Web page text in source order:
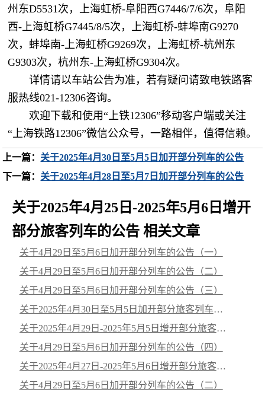
州东D5531次，上海虹桥-阜阳西G7446/7/6次，阜阳
西-上海虹桥G7445/8/5次，上海虹桥-蚌埠南G9270
次，蚌埠南-上海虹桥G9269次，上海虹桥-杭州东
G9303次，杭州东-上海虹桥G9304次。
详情请以车站公告为准，若有疑问请致电铁路客
服热线021-12306咨询。
欢迎下载和使用“上铁12306”移动客户端或关注
“上海铁路12306”微信公众号，一路相伴，值得信赖。
上一篇： 关于2025年4月30日至5月5日加开部分列车的公告
下一篇： 关于2025年4月28日至5月7日加开部分列车的公告
关于2025年4月25日-2025年5月6日增开
部分旅客列车的公告 相关文章
关于4月29日至5月6日加开部分列车的公告（一）
关于4月29日至5月6日加开部分列车的公告（二）
关于4月29日至5月6日加开部分列车的公告（三）
关于2025年4月30日至5月5日加开部分旅客列车的公告
关于2025年4月29日-2025年5月5日增开部分旅客列车的公告
关于4月29日至5月6日加开部分列车的公告（四）
关于2025年4月27日-2025年5月6日增开部分旅客列车的公告
关于4月29日至5月6日加开部分列车的公告（二）